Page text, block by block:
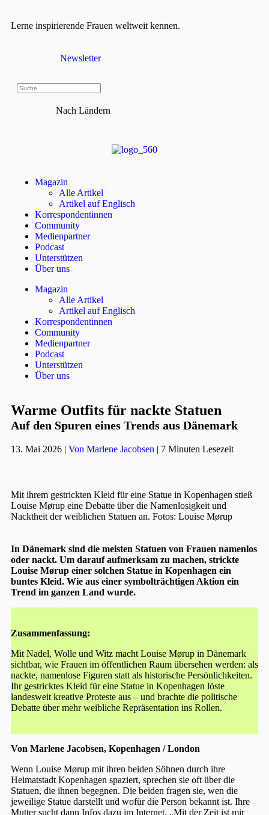
Lerne inspirierende Frauen weltweit kennen.
Newsletter
Nach Ländern
Magazin
Alle Artikel
Artikel auf Englisch
Korrespondentinnen
Community
Medienpartner
Podcast
Unterstützen
Über uns
Magazin
Alle Artikel
Artikel auf Englisch
Korrespondentinnen
Community
Medienpartner
Podcast
Unterstützen
Über uns
Warme Outfits für nackte Statuen
Auf den Spuren eines Trends aus Dänemark
13. Mai 2026 | Von Marlene Jacobsen | 7 Minuten Lesezeit
Mit ihrem gestrickten Kleid für eine Statue in Kopenhagen stieß
Louise Mørup eine Debatte über die Namenlosigkeit und
Nacktheit der weiblichen Statuen an. Fotos: Louise Mørup
In Dänemark sind die meisten Statuen von Frauen namenlos
oder nackt. Um darauf aufmerksam zu machen, strickte
Louise Mørup einer solchen Statue in Kopenhagen ein
buntes Kleid. Wie aus einer symbolträchtigen Aktion ein
Trend im ganzen Land wurde.
Zusammenfassung:
Mit Nadel, Wolle und Witz macht Louise Mørup in Dänemark
sichtbar, wie Frauen im öffentlichen Raum übersehen werden: als
nackte, namenlose Figuren statt als historische Persönlichkeiten.
Ihr gestricktes Kleid für eine Statue in Kopenhagen löste
landesweit kreative Proteste aus – und brachte die politische
Debatte über mehr weibliche Repräsentation ins Rollen.
Von Marlene Jacobsen, Kopenhagen / London
Wenn Louise Mørup mit ihren beiden Söhnen durch ihre
Heimatstadt Kopenhagen spaziert, sprechen sie oft über die
Statuen, die ihnen begegnen. Die beiden fragen sie, wen die
jeweilige Statue darstellt und wofür die Person bekannt ist. Ihre
Mutter sucht dann Infos dazu im Internet. „Mit der Zeit ist mir